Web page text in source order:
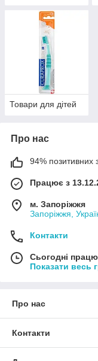
Товари для дітей
Про нас
94% позитивних
Працює з
м. Запоріжжя
Запоріжжя,
Контакти
Сьогодні
Показати весь
Про нас
Контакти